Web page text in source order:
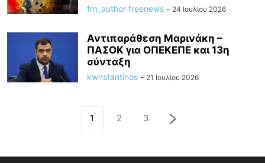
frn_author freenews - 24 Ιουλίου 2026
Αντιπαράθεση Μαρινάκη –
ΠΑΣΟΚ για ΟΠΕΚΕΠΕ και 13η
σύνταξη
kwnstantinos - 21 Ιουλίου 2026
1 2 3